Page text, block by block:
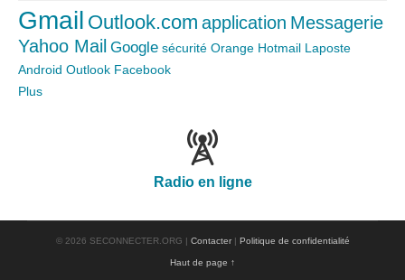
Gmail Outlook.com application Messagerie
Yahoo Mail Google sécurité Orange Hotmail Laposte
Android Outlook Facebook
Plus
Radio en ligne
© 2026 SECONNECTER.ORG | Contacter| Politique de confidentialité
Haut de page ↑